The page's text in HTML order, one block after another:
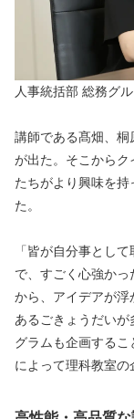
人事統括部 総務グ
講師である髙畑、
が出た。そこからク
たちがより興味を
た。
「皆が自分事とし
で、すごく心強か
から、アイデアが
あるごきょうだいが
グラムも企画する
によって理科教室の